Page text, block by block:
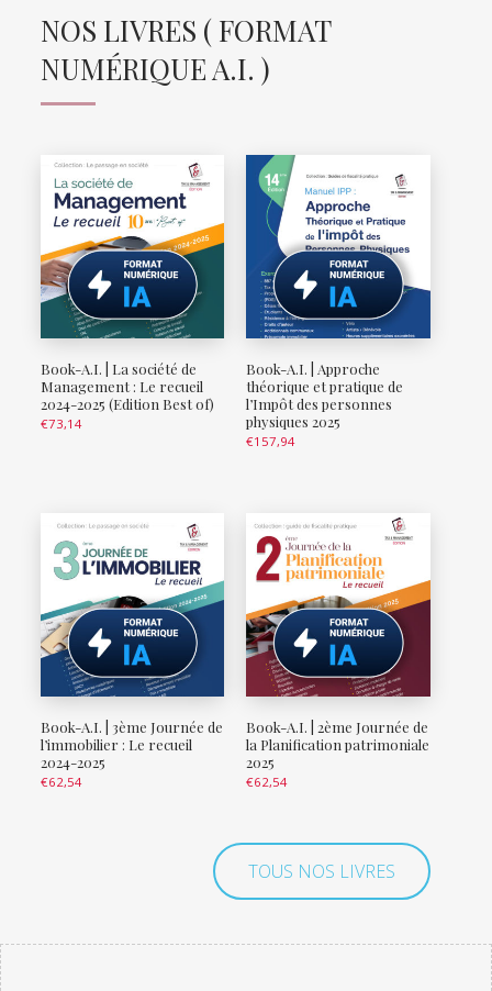
NOS LIVRES ( FORMAT
NUMÉRIQUE A.I. )
Book-A.I. | La société de
Management : Le recueil
2024-2025 (Edition Best of)
€73,14
Book-A.I. | Approche
théorique et pratique de
l’Impôt des personnes
physiques 2025
€157,94
Book-A.I. | 3ème Journée de
l’immobilier : Le recueil
2024-2025
€62,54
Book-A.I. | 2ème Journée de
la Planification patrimoniale
2025
€62,54
TOUS NOS LIVRES